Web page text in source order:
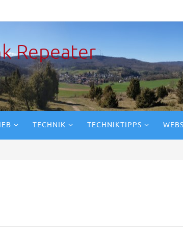
Repeater
TECHNIK TECHNIKTIPPS